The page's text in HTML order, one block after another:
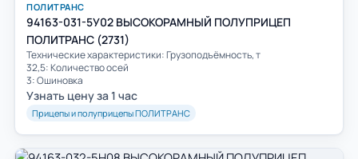
ПОЛИТРАНС
94163-031-5У02 ВЫСОКОРАМНЫЙ ПОЛУПРИЦЕП
ПОЛИТРАНС (2731)
Технические характеристики: Грузоподъёмность, т
32,5: Количество осей
3: Ошиновка
Узнать цену за 1 час
Прицепы и полуприцепы ПОЛИТРАНС